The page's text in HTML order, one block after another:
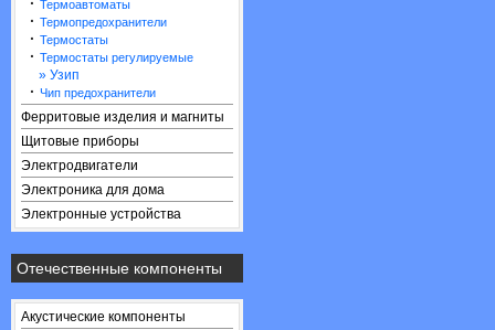
Термоавтоматы
· Термопредохранители
· Термостаты
· Термостаты регулируемые
» Узип
· Чип предохранители
Ферритовые изделия и магниты
Щитовые приборы
Электродвигатели
Электроника для дома
Электронные устройства
Отечественные компоненты
Акустические компоненты